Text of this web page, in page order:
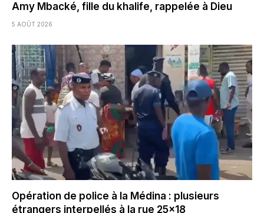
Amy Mbacké, fille du khalife, rappelée à Dieu
5 AOÛT 2026
Opération de police à la Médina : plusieurs
étrangers interpellés à la rue 25×18